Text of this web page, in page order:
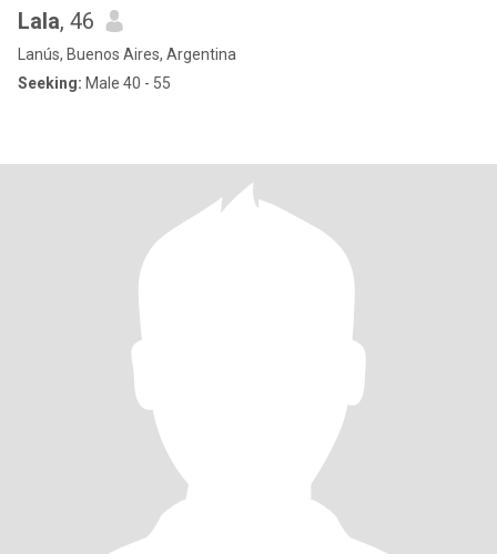
Lala, 46
Lanús, Buenos Aires, Argentina
Seeking: Male 40 - 55